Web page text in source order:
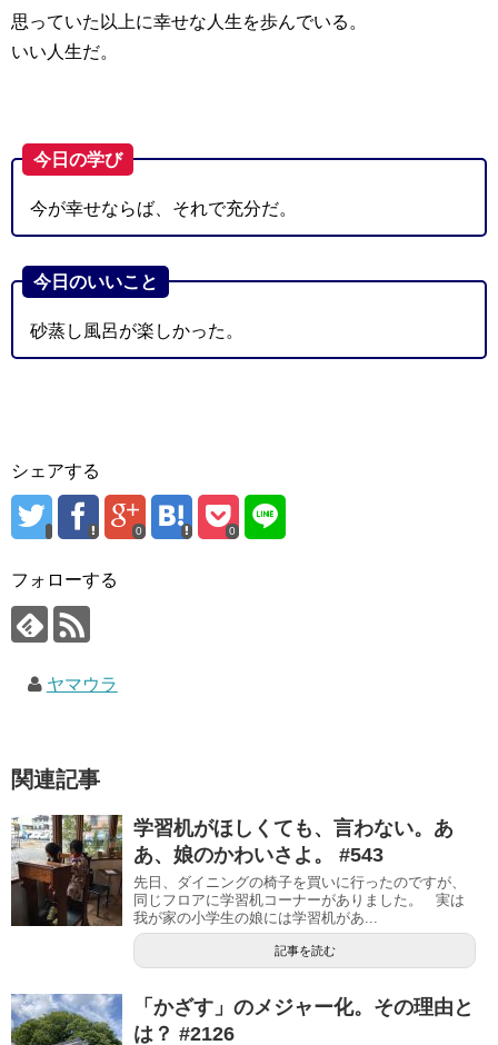
思っていた以上に幸せな人生を歩んでいる。
いい人生だ。
今日の学び
今が幸せならば、それで充分だ。
今日のいいこと
砂蒸し風呂が楽しかった。
シェアする
0 0
フォローする
ヤマウラ
関連記事
学習机がほしくても、言わない。あ
あ、娘のかわいさよ。 #543
先日、ダイニングの椅子を買いに行ったのですが、
同じフロアに学習机コーナーがありました。 実は
我が家の小学生の娘には学習机があ...
記事を読む
「かざす」のメジャー化。その理由と
は？ #2126